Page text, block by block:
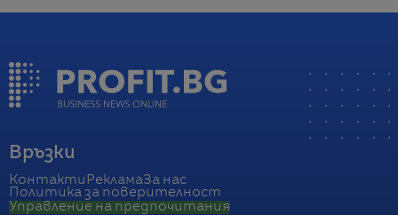
Връзки
Контакти РекламаЗа нас
Политика за поверителност
Управление на предпочитания